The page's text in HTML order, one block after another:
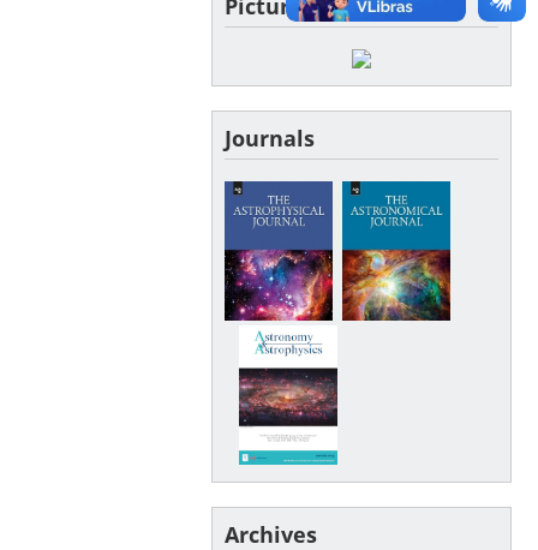
Journals
Archives